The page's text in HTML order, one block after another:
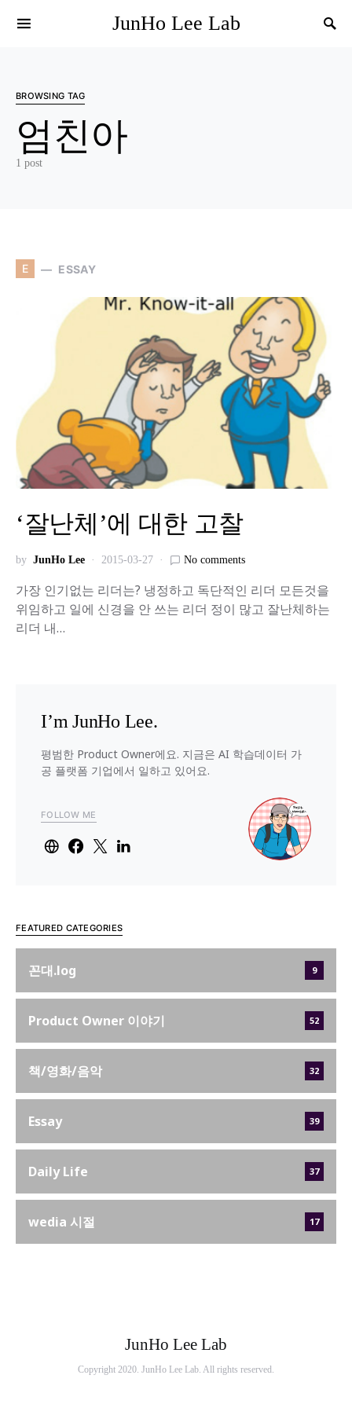
JunHo Lee Lab
BROWSING TAG
엄친아
1 post
E ESSAY
‘잘난체’에 대한 고찰
by JunHo Lee 2015-03-27 No comments
가장 인기없는 리더는? 냉정하고 독단적인 리더 모든것을
위임하고 일에 신경을 안 쓰는 리더 정이 많고 잘난체하는
리더 내…
I’m JunHo Lee.
평범한 Product Owner에요. 지금은 AI 학습데이터 가
공 플랫폼 기업에서 일하고 있어요.
FOLLOW ME
FEATURED CATEGORIES
꼰대.log 9
Product Owner 이야기 52
책/영화/음악 32
Essay 39
Daily Life 37
wedia 시절 17
JunHo Lee Lab
Copyright 2020. JunHo Lee Lab. All rights reserved.